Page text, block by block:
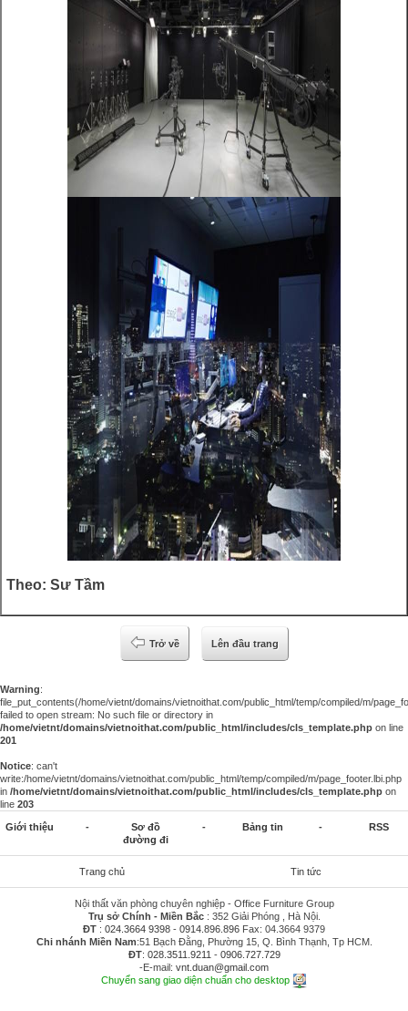
Theo: Sư Tầm
Trở về Lên đầu trang
Warning:
file_put_contents(/home/vietnt/domains/vietnoithat.com/public_html/temp/compiled/m/
failed to open stream: No such file or directory in
/home/vietnt/domains/vietnoithat.com/public_html/includes/cls_template.php on line
201
Notice: can't
write:/home/vietnt/domains/vietnoithat.com/public_html/temp/compiled/m/page_footer.lbi.php
in /home/vietnt/domains/vietnoithat.com/public_html/includes/cls_template.php on
line 203
Giới thiệu -
Sơ đồ
đường đi
- Bảng tin - RSS
Trang chủ Tin tức
Nội thất văn phòng chuyên nghiệp - Office Furniture Group
Trụ sở Chính - Miền Bắc: 352 Giải Phóng , Hà Nội.
ĐT : 024.3664 9398 - 0914.896.896 Fax: 04.3664 9379
Chi nhánh Miền Nam:51 Bạch Đằng, Phường 15, Q. Bình Thạnh, Tp HCM.
ĐT: 028.3511.9211 - 0906.727.729
-E-mail: vnt.duan@gmail.com
Chuyển sang giao diện chuẩn cho desktop